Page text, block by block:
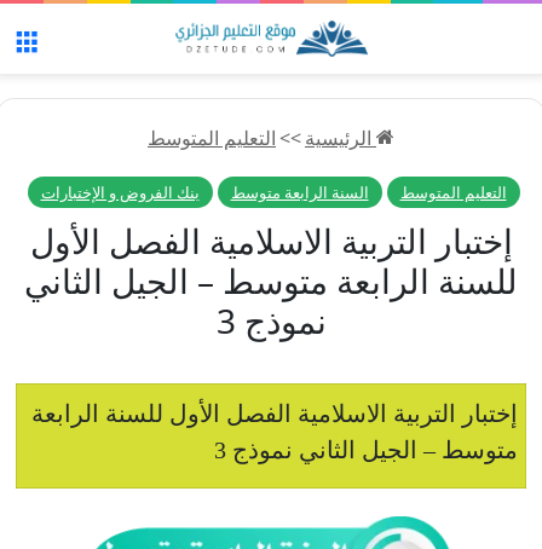
الرئيسية>>التعليم المتوسط
التعليم المتوسط السنة الرابعة متوسط بنك الفروض و الإختبارات
إختبار التربية الاسلامية الفصل الأول
للسنة الرابعة متوسط – الجيل الثاني
نموذج 3
إختبار التربية الاسلامية الفصل الأول للسنة الرابعة
متوسط – الجيل الثاني نموذج 3